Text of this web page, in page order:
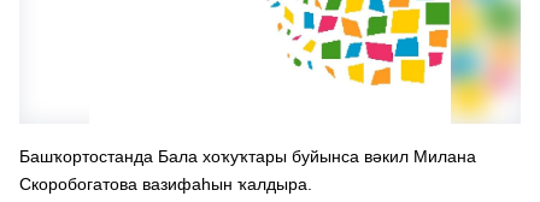
Башҡортостанда Бала хоҡуҡтары буйынса вәкил Милана
Скоробогатова вазифаһын ҡалдыра.